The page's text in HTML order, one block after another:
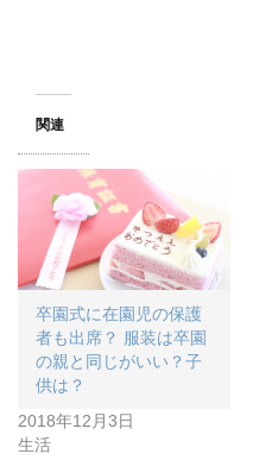
関連
卒園式に在園児の保護
者も出席？ 服装は卒園
の親と同じがいい？子
供は？
2018年12月3日
生活